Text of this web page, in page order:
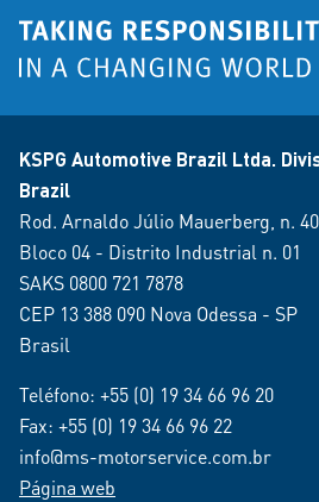
KSPG Automotive Brazil Ltda.
Brazil
Rod. Arnaldo Júlio Mauerberg, n.
Bloco 04 - Distrito Industrial n. 01
SAKS 0800 721 7878
CEP 13 388 090 Nova Odessa - SP
Brasil
Teléfono: +55 (0) 19 34 66 96 20
Fax: +55 (0) 19 34 66 96 22
info@ms-motorservice.com.br
Página web